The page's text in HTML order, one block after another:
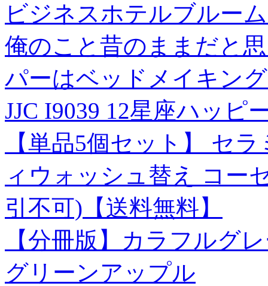
ビジネスホテルブルー
俺のこと昔のままだと
パーはベッドメイキン
JJC I9039 12星座ハッピ
【単品5個セット】 セ
ィウォッシュ替え コー
引不可)【送料無料】
【分冊版】カラフルグ
グリーンアップル